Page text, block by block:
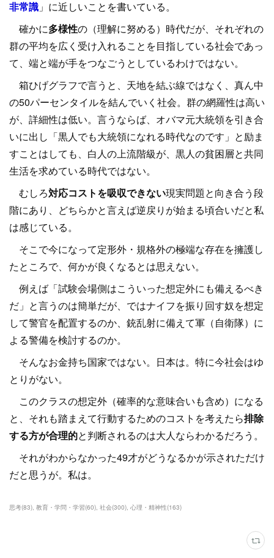
非常識 」に近しいことを書いている。
確かに多様性の（理解に努める）時代だが、それぞれの
群の平均を広く受け入れることを目指している社会であっ
て、端と端が手をつなごうとしているわけではない。
箱ひげグラフで言うと、天地を結ぶ線ではなく、真ん中
の50パーセンタイルを結んでいく社会。群の網羅性は高い
が、詳細性は低い。言うならば、オバマ元大統領を引き合
いに出し「黒人でも大統領になれる時代なのです」と励ま
すことはしても、白人の上流階級が、黒人の貧困層と共同
生活を求めている時代ではない。
むしろ対応コストを吸収できない現実問題と向き合う段
階にあり、どちらかと言えば逆戻りが始まる頃合いだと私
は感じている。
そこで今になって定形外・規格外の極端な存在を擁護し
たところで、何かが良くなるとは思えない。
例えば「試験会場側はこういった想定外にも備えるべき
だ」と言うのは簡単だが、ではナイフを振り回す奴を想定
して警官を配置するのか、銃乱射に備えて軍（自衛隊）に
よる警備を検討するのか。
そんなお金持ち国家ではない。日本は。特に今社会はゆ
とりがない。
このクラスの想定外（確率的な意味合いも含め）になる
と、それも踏まえて行動するためのコストを考えたら排除
する方が合理的と判断されるのは大人ならわかるだろう。
それがわからなかった49才がどうなるかが示されただけ
だと思うが。私は。
思考(83) 教育・学問・学習(60) 社会(300) 心理・精神性(163)